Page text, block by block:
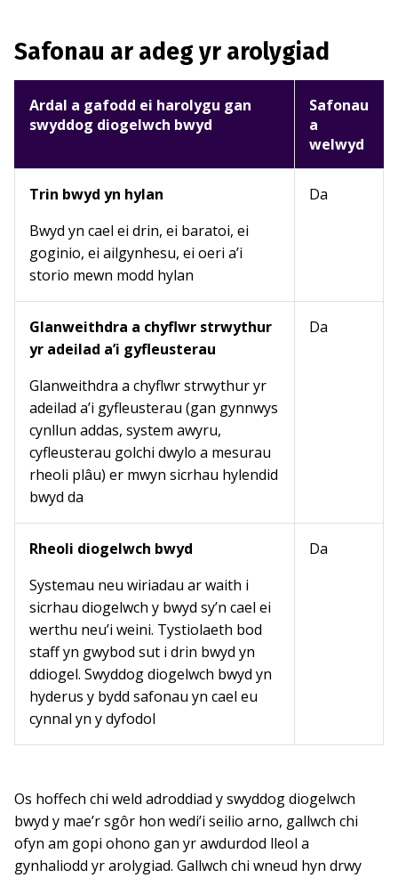
Safonau ar adeg yr arolygiad
Ardal a gafodd ei harolygu gan
swyddog diogelwch bwyd
Safonau
a
welwyd
Trin bwyd yn hylan
Bwyd yn cael ei drin, ei baratoi, ei
goginio, ei ailgynhesu, ei oeri a’i
storio mewn modd hylan
Da
Glanweithdra a chyflwr strwythur
yr adeilad a’i gyfleusterau
Glanweithdra a chyflwr strwythur yr
adeilad a’i gyfleusterau (gan gynnwys
cynllun addas, system awyru,
cyfleusterau golchi dwylo a mesurau
rheoli plâu) er mwyn sicrhau hylendid
bwyd da
Da
Rheoli diogelwch bwyd
Systemau neu wiriadau ar waith i
sicrhau diogelwch y bwyd sy’n cael ei
werthu neu’i weini. Tystiolaeth bod
staff yn gwybod sut i drin bwyd yn
ddiogel. Swyddog diogelwch bwyd yn
hyderus y bydd safonau yn cael eu
cynnal yn y dyfodol
Da
Os hoffech chi weld adroddiad y swyddog diogelwch
bwyd y mae’r sgôr hon wedi’i seilio arno, gallwch chi
ofyn am gopi ohono gan yr awdurdod lleol a
gynhaliodd yr arolygiad. Gallwch chi wneud hyn drwy